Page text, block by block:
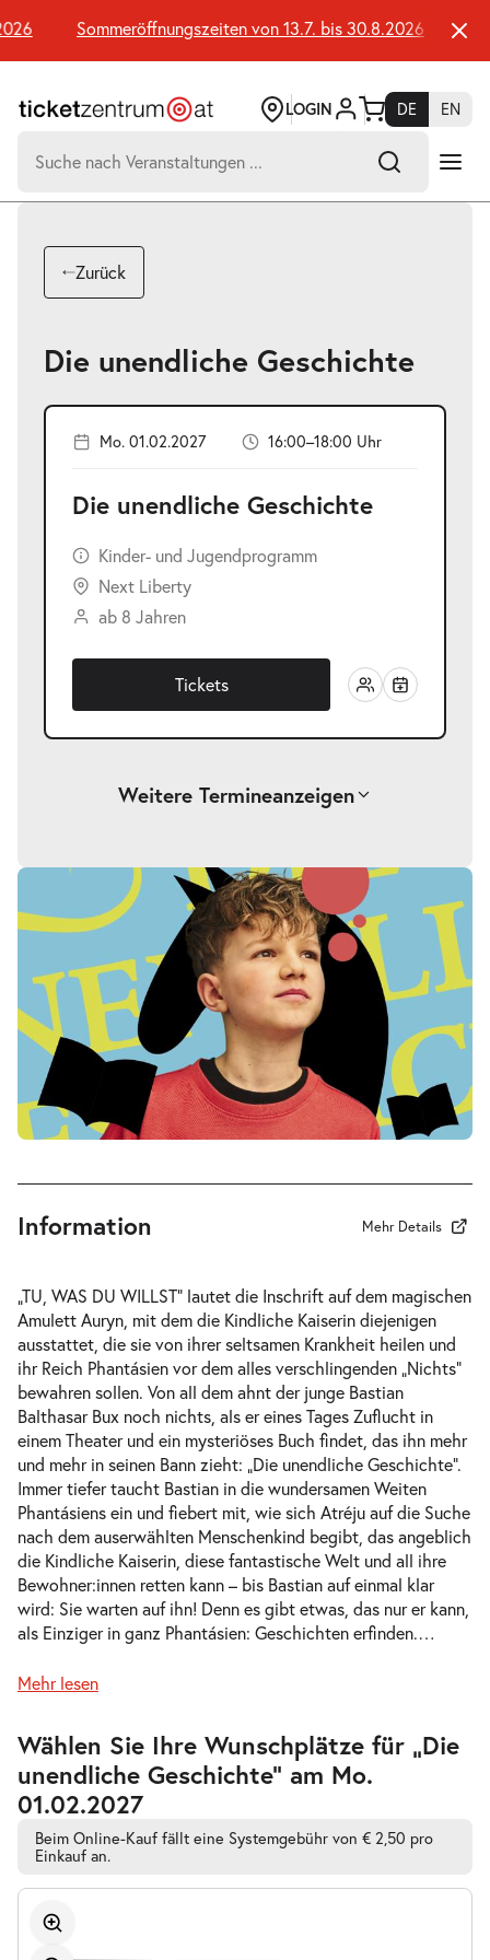
Seiteninhalt
springen
Sommeröffnungszeiten von 13.7. bis 30.8.2026
LOGIN DE
EN
nach:
Suchtreffer:
Zurück
Die unendliche Geschichte
Mo. 01.02.2027 16:00–18:00 Uhr
Die unendliche Geschichte
Kinder- und Jugendprogramm
Next Liberty
ab 8 Jahren
Tickets
Weitere Termineanzeigen
Die unendliche Geschichte-
25.09.2026
Fr. 25.09.2026
17:00–19:00 Uhr
Tickets
Die unendliche Geschichte-
Fr.
02.10.2026
Fr. 02.10.2026
Tickets
Die unendliche Geschichte-
Fr.
02.10.2026
Fr. 02.10.2026
16:00–18:00 Uhr
Tickets
Die unendliche Geschichte-
Mi.
11.11.2026
Mi. 11.11.2026
10:30–12:30 Uhr
Tickets
Mi.
11.11.2026
Mi. 11.11.2026
16:00–18:00 Uhr
Tickets
Information Mehr Details
„TU, WAS DU WILLST“ lautet die Inschrift auf dem magischen
Amulett Auryn, mit dem die Kindliche Kaiserin diejenigen
ausstattet, die sie von ihrer seltsamen Krankheit heilen und
ihr Reich Phantásien vor dem alles verschlingenden „Nichts“
bewahren sollen. Von all dem ahnt der junge Bastian
Balthasar Bux noch nichts, als er eines Tages Zuflucht in
einem Theater und ein mysteriöses Buch findet, das ihn mehr
und mehr in seinen Bann zieht: „Die unendliche Geschichte“.
Immer tiefer taucht Bastian in die wundersamen Weiten
Phantásiens ein und fiebert mit, wie sich Atréju auf die Suche
nach dem auserwählten Menschenkind begibt, das angeblich
die Kindliche Kaiserin, diese fantastische Welt und all ihre
Bewohner:innen retten kann – bis Bastian auf einmal klar
wird: Sie warten auf ihn! Denn es gibt etwas, das nur er kann,
als Einziger in ganz Phantásien: Geschichten erfinden.…
Mehr lesen
Wählen Sie Ihre Wunschplätze für „Die
unendliche Geschichte” am Mo.
01.02.2027
Beim Online-Kauf fällt eine Systemgebühr von € 2,50 pro
Einkauf an.
Zur
barrierefreien
automatischen
Bestplatzwahl